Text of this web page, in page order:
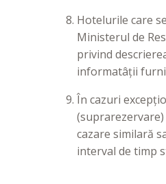
Hotelurile care
Ministerul de
privind
informatâții
În cazuri
cazare similară
interval de timp